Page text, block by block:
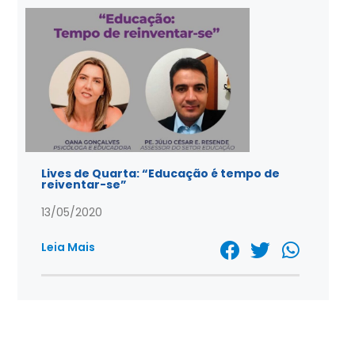
Lives de Quarta: “Educação é tempo de
reiventar-se”
13/05/2020
Leia Mais